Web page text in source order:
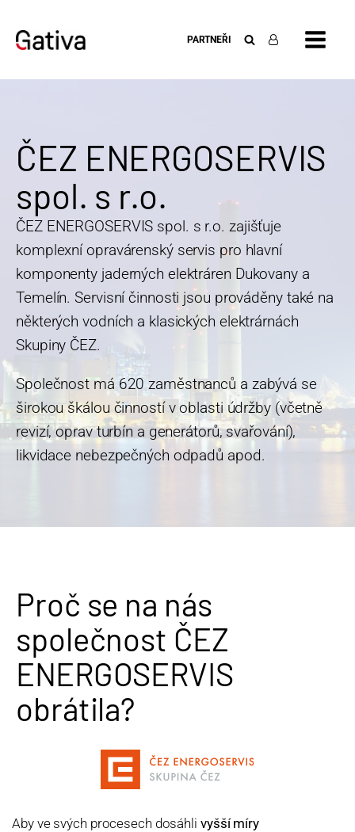
PARTNEŘI
ČEZ ENERGOSERVIS
spol. s r.o.
ČEZ ENERGOSERVIS spol. s r.o. zajišťuje
komplexní opravárenský servis pro hlavní
komponenty jaderných elektráren Dukovany a
Temelín. Servisní činnosti jsou prováděny také na
některých vodních a klasických elektrárnách
Skupiny ČEZ.
Společnost má 620 zaměstnanců a zabývá se
širokou škálou činností v oblasti údržby (včetně
revizí, oprav turbín a generátorů, svařování),
likvidace nebezpečných odpadů apod.
Proč se na nás
společnost ČEZ
ENERGOSERVIS
obrátila?
Aby ve svých procesech dosáhli vyšší míry